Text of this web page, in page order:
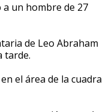
a un hombre de 27
de Leo Abraham
tarde.
el área de la cuadra